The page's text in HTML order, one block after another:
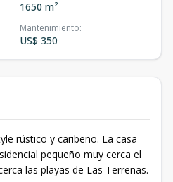
1650 m²
Mantenimiento:
US$ 350
rústico y caribeño. La casa
pequeño muy cerca el
las playas de Las Terrenas.